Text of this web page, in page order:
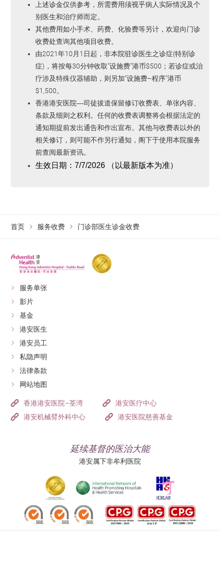
上述诊金仅供参考，所需费用须视乎病人实际情况及个
别医生和治疗师而定。
其他费用如小手术、药费、化验费等另计，欢迎向门诊
收费处查询其他项目收费。
由2021年10月1日起，非本院驻诊医生之诊症(特别诊
症)，将按每30分钟收取“设施费”港币$500；若诊症或治
疗涉及特殊仪器辅助，则另加“设施费–程序”港币
$1,500。
香港港安医院—司徒拔道保留修订收费表、单张内容、
条款及细则之权利。任何的收费表调整将会根据法定的
通知期提前发出通告和作出宣布。其他与收费表以外的
相关修订，则可能不作另行通知，阁下于使用本院服务
前查阅最新资讯。
生效日期：7/7/2026 （以最新版本为准）
首页 服务收费 门诊部医生诊金收费
服务单张
影片
基金
港安医生
港安员工
私隐声明
法律条款
网站地图
香港港安医院–荃湾
港安医疗中心
港安机械臂外科中心
港安医院慈善基金
延续基督的医治大能
港安属下非牟利医院